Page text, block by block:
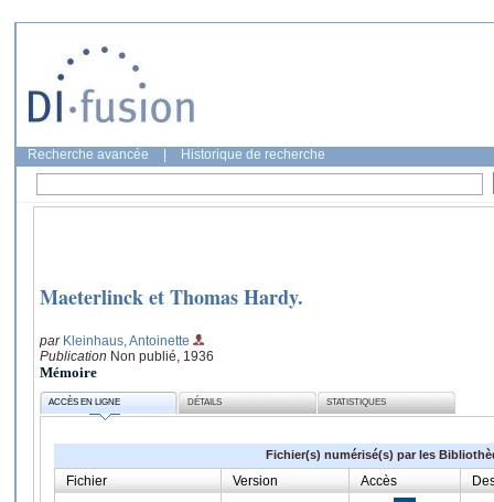
Recherche avancée Historique de recherche
Maeterlinck et Thomas Hardy.
par Kleinhaus, Antoinette
Publication Non publié, 1936
Mémoire
ACCÈS EN LIGNE DÉTAILS STATISTIQUES
Fichier(s) numérisé(s) par les
Fichier Version Accès